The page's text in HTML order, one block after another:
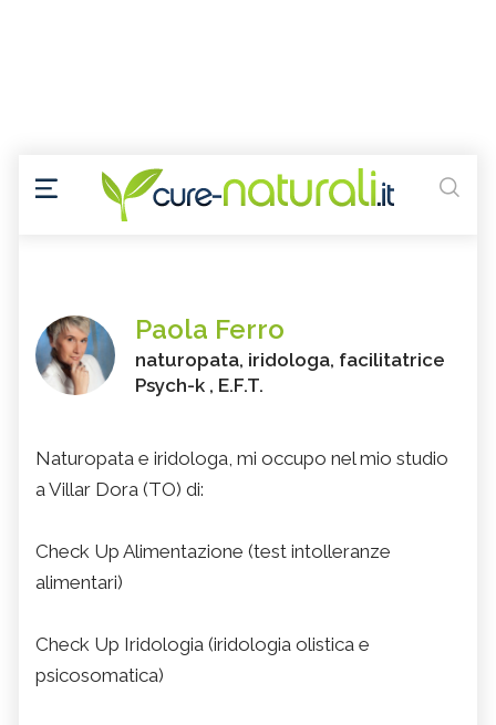
Paola Ferro
naturopata, iridologa, facilitatrice
Psych-k , E.F.T.
Naturopata e iridologa, mi occupo nel mio studio
a Villar Dora (TO) di:
Check Up Alimentazione (test intolleranze
alimentari)
Check Up Iridologia (iridologia olistica e
psicosomatica)